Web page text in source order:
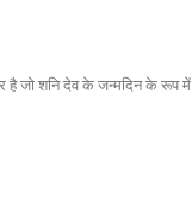
है जो शनि देव के जन्मदिन के रूप में